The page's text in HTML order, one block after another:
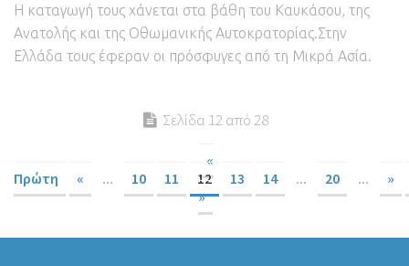
Η καταγωγή τους χάνεται στα βάθη του Καυκάσου, της
Ανατολής και της Οθωμανικής Αυτοκρατορίας.Στην
Ελλάδα τους έφεραν οι πρόσφυγες από τη Μικρά Ασία.
Σελίδα 12 από 28
«
Πρώτη
« ... 10 11 12 13 14 ... 20 ...
»
»